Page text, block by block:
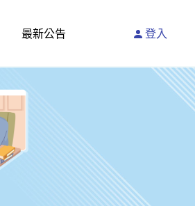
最新公告 登入